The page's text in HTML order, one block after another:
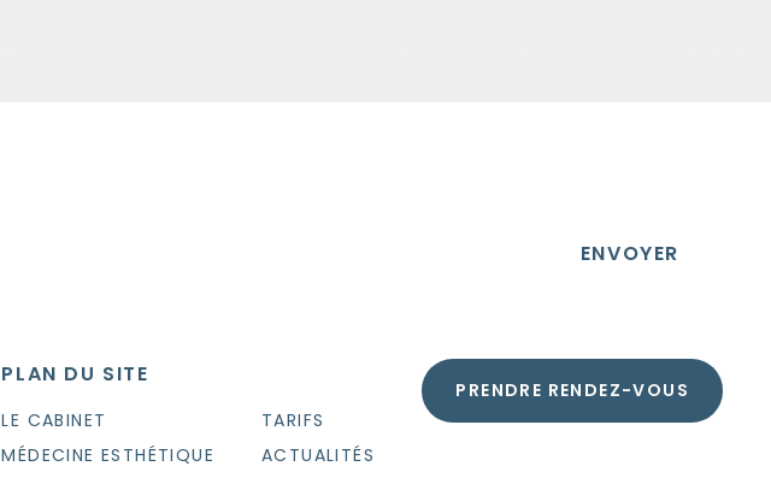
ENVOYER
PLAN DU SITE
LE CABINET
MÉDECINE ESTHÉTIQUE
TARIFS
ACTUALITÉS
PRENDRE RENDEZ-VOUS